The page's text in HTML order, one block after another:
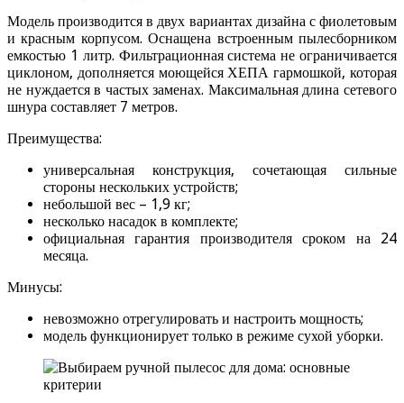
Модель производится в двух вариантах дизайна с фиолетовым
и красным корпусом. Оснащена встроенным пылесборником
емкостью 1 литр. Фильтрационная система не ограничивается
циклоном, дополняется моющейся ХЕПА гармошкой, которая
не нуждается в частых заменах. Максимальная длина сетевого
шнура составляет 7 метров.
Преимущества:
универсальная конструкция, сочетающая сильные
стороны нескольких устройств;
небольшой вес – 1,9 кг;
несколько насадок в комплекте;
официальная гарантия производителя сроком на 24
месяца.
Минусы:
невозможно отрегулировать и настроить мощность;
модель функционирует только в режиме сухой уборки.